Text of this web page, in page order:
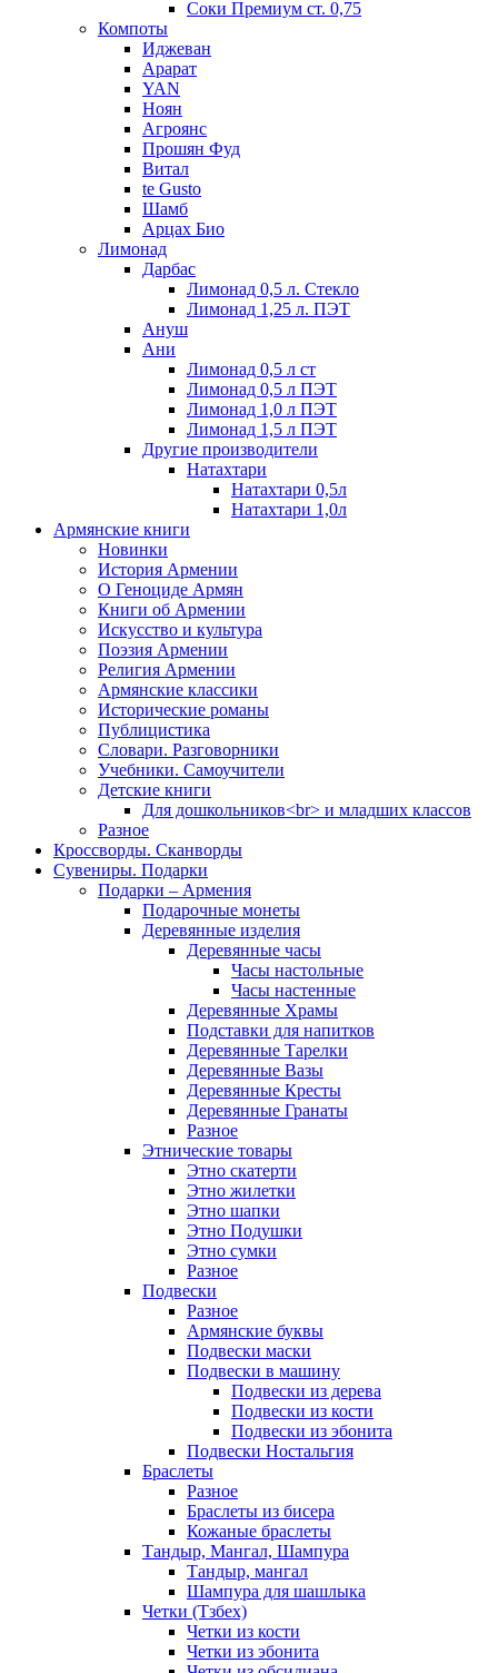
Соки Премиум ст. 0,75
Компоты
Иджеван
Арарат
YAN
Ноян
Агроянс
Прошян Фуд
Витал
te Gusto
Шамб
Арцах Био
Лимонад
Дарбас
Лимонад 0,5 л. Стекло
Лимонад 1,25 л. ПЭТ
Ануш
Ани
Лимонад 0,5 л ст
Лимонад 0,5 л ПЭТ
Лимонад 1,0 л ПЭТ
Лимонад 1,5 л ПЭТ
Другие производители
Натахтари
Натахтари 0,5л
Натахтари 1,0л
Армянские книги
Новинки
История Армении
О Геноциде Армян
Книги об Армении
Иcкусство и культура
Поэзия Армении
Религия Армении
Армянские классики
Исторические романы
Публицистика
Словари. Разговорники
Учебники. Самоучители
Детские книги
Для дошкольников<br> и младших классов
Разное
Кроссворды. Сканворды
Сувениры. Подарки
Подарки – Армения
Подарочные монеты
Деревянные изделия
Деревянные часы
Часы настольные
Часы настенные
Деревянные Храмы
Подставки для напитков
Деревянные Тарелки
Деревянные Вазы
Деревянные Кресты
Деревянные Гранаты
Разное
Этнические товары
Этно скатерти
Этно жилетки
Этно шапки
Этно Подушки
Этно сумки
Разное
Подвески
Разное
Армянские буквы
Подвески маски
Подвески в машину
Подвески из дерева
Подвески из кости
Подвески из эбонита
Подвески Ностальгия
Браслеты
Разное
Браслеты из бисера
Кожаные браслеты
Тандыр, Мангал, Шампура
Тандыр, мангал
Шампура для шашлыка
Четки (Тзбех)
Четки из кости
Четки из эбонита